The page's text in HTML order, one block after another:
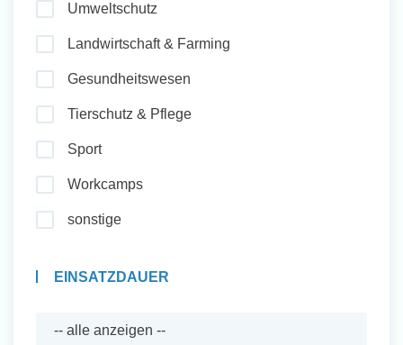
Umweltschutz
Landwirtschaft & Farming
Gesundheitswesen
Tierschutz & Pflege
Sport
Workcamps
sonstige
EINSATZDAUER